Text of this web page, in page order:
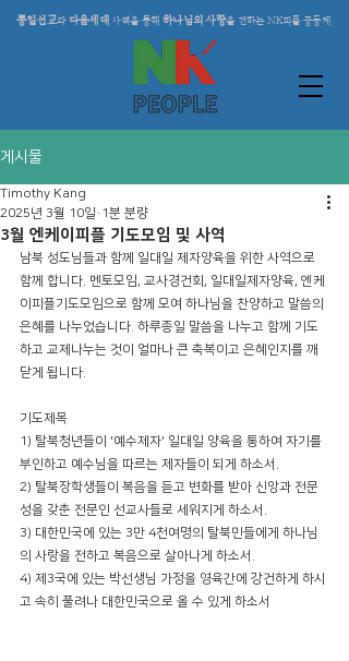
통일선교와 다음세대 사역을 통해 하나님의 사랑을 전하는 NK피플 공동체
게시물
3월 엔케이피플 기도모임 및 사역
Timothy Kang
2025년 3월 10일 1분 분량
남북 성도님들과 함께 일대일 제자양육을 위한 사역으로
함께 합니다. 멘토모임, 교사경건회, 일대일제자양육, 엔케
이피플기도모임으로 함께 모여 하나님을 찬양하고 말씀의
은혜를 나누었습니다. 하루종일 말씀을 나누고 함께 기도
하고 교제나누는 것이 얼마나 큰 축복이고 은혜인지를 깨
닫게 됩니다.
기도제목
1) 탈북청년들이 '예수제자' 일대일 양육을 통하여 자기를
부인하고 예수님을 따르는 제자들이 되게 하소서.
2) 탈북장학생들이 복음을 듣고 변화를 받아 신앙과 전문
성을 갖춘 전문인 선교사들로 세워지게 하소서.
3) 대한민국에 있는 3만 4천여명의 탈북민들에게 하나님
의 사랑을 전하고 복음으로 살아나게 하소서.
4) 제3국에 있는 박선생님 가정을 영육간에 강건하게 하시
고 속히 풀려나 대한민국으로 올 수 있게 하소서